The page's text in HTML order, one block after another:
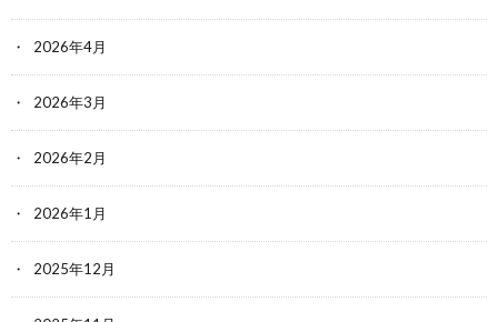
2026年4月
2026年3月
2026年2月
2026年1月
2025年12月